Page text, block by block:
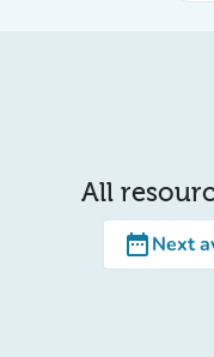
All
date_rangeNext